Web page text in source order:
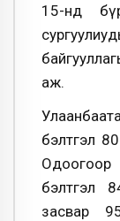
15-нд
аж.
бэлтгэл
бэлтгэл
засвар